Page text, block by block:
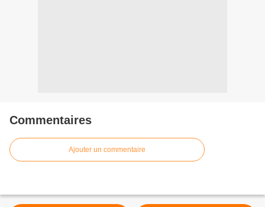
Commentaires
Ajouter un commentaire